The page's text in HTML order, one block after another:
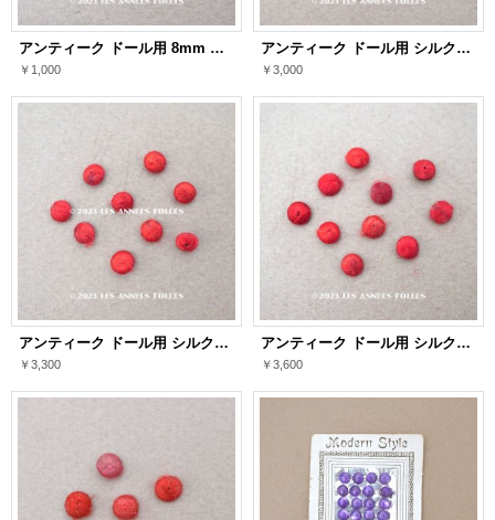
アンティーク ドール用 8mm シルク製 くるみボタン 極小 黒 2ピースのセット
￥1,000
アンティーク ドール用 シルク製 くるみボタン 極小 4.5〜5mm 赤＆ボルドー 8ピースのセット
￥3,000
アンティーク ドール用 シルク製 くるみボタン 極小 4.5mm 赤＆ボルドー 9ピースのセット
￥3,300
アンティーク ドール用 シルク製 くるみボタン 極小 5mm 赤＆ボルドー 10ピースのセット
￥3,600